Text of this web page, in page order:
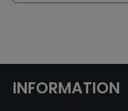
INFORMATION